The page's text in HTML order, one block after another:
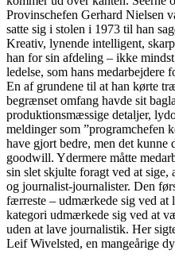
Provinschefen Gerhard Nielsen
satte sig i stolen i 1973 til han
Kreativ, lynende intelligent,
han for sin afdeling – ikke
ledelse, som hans medarbejdere
En af grundene til at han kørte
begrænset omfang havde sit
produktionsmæssige detaljer,
meldinger som ”programchefen
have gjort bedre, men det kunne
goodwill. Ydermere måtte
sin slet skjulte foragt ved at sige,
og journalist-journalister. Den
færreste – udmærkede sig ved at
kategori udmærkede sig ved at
uden at lave journalistik. Her
Leif Wivelsted, en mangeårige